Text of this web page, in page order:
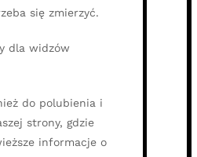
się zmierzyć.
dla widzów
do polubienia i
strony, gdzie
informacje o